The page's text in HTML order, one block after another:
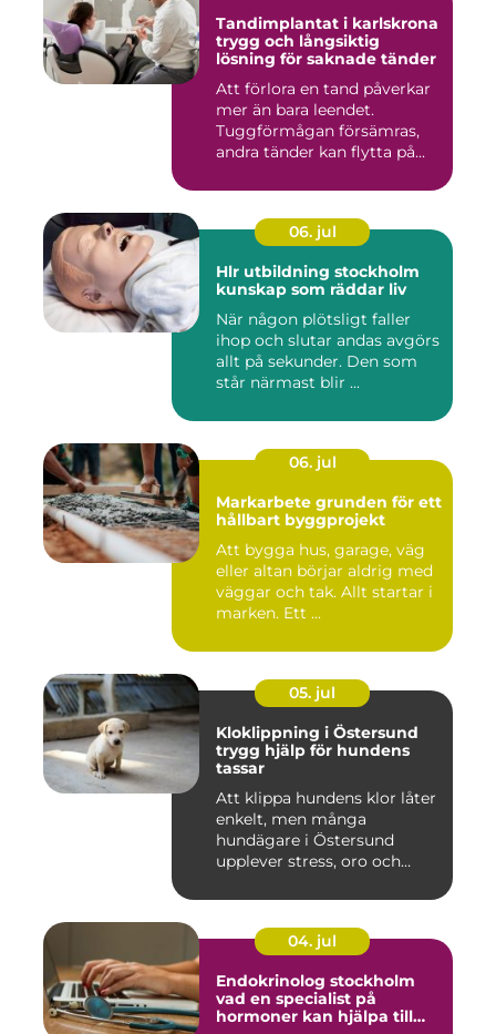
Tandimplantat i karlskrona
trygg och långsiktig
lösning för saknade tänder
Att förlora en tand påverkar
mer än bara leendet.
Tuggförmågan försämras,
andra tänder kan flytta på...
06. jul
Hlr utbildning stockholm
kunskap som räddar liv
När någon plötsligt faller
ihop och slutar andas avgörs
allt på sekunder. Den som
står närmast blir ...
06. jul
Markarbete grunden för ett
hållbart byggprojekt
Att bygga hus, garage, väg
eller altan börjar aldrig med
väggar och tak. Allt startar i
marken. Ett ...
05. jul
Kloklippning i Östersund
trygg hjälp för hundens
tassar
Att klippa hundens klor låter
enkelt, men många
hundägare i Östersund
upplever stress, oro och
04. jul
Endokrinolog stockholm
vad en specialist på
hormoner kan hjälpa till